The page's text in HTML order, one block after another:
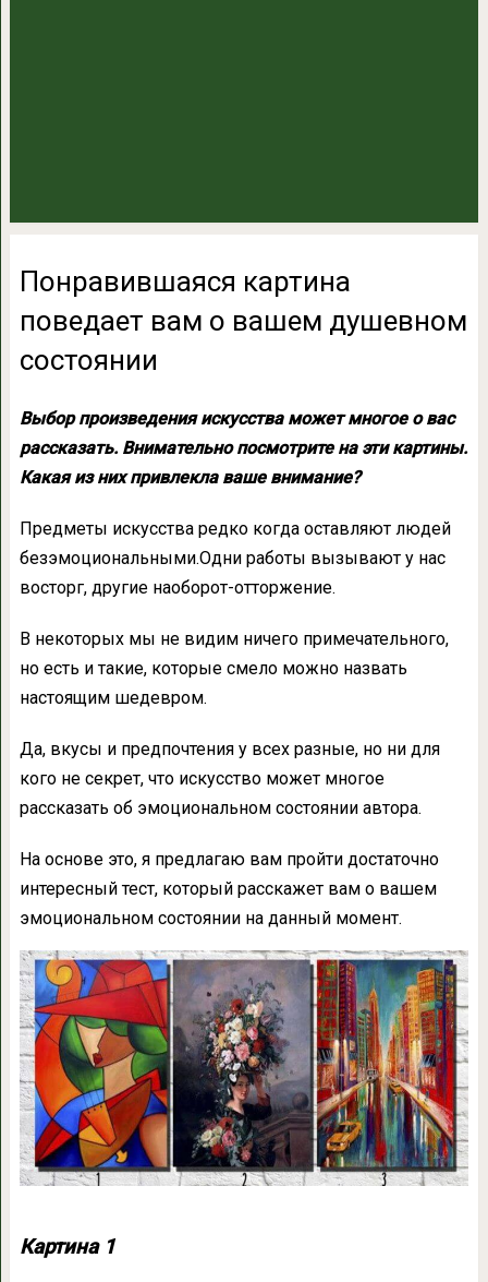
Понравившаяся картина
поведает вам о вашем душевном
состоянии
Выбор произведения искусства может многое о вас
рассказать. Внимательно посмотрите на эти картины.
Какая из них привлекла ваше внимание?
Предметы искусства редко когда оставляют людей
безэмоциональными.Одни работы вызывают у нас
восторг, другие наоборот-отторжение.
В некоторых мы не видим ничего примечательного,
но есть и такие, которые смело можно назвать
настоящим шедевром.
Да, вкусы и предпочтения у всех разные, но ни для
кого не секрет, что искусство может многое
рассказать об эмоциональном состоянии автора.
На основе это, я предлагаю вам пройти достаточно
интересный тест, который расскажет вам о вашем
эмоциональном состоянии на данный момент.
Картина 1